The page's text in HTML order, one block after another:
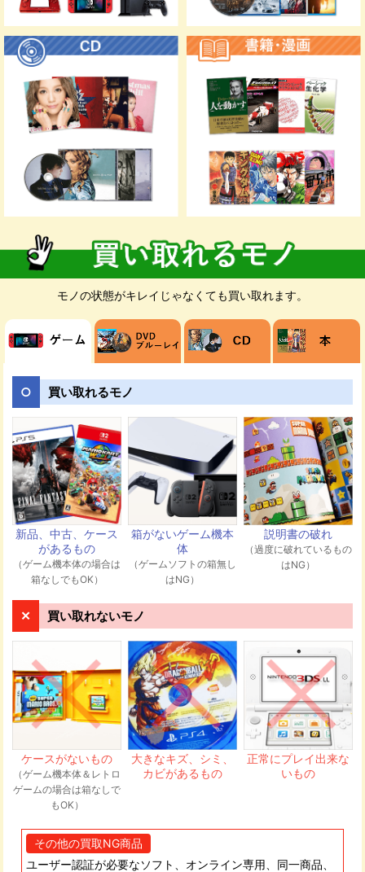
マイナンバーカー
運転免許証 資格確認書
住民基本台帳カー
ド（写真付き）
福祉手帳（身体障
がい者手帳）
特別永住者証明書
お客様のご都合が良いお日にちに無料でダ
数が足りない場合は、メールや電話でご連
絡ください。
売りたい商品を梱包してください。発送時
の商品破損を防ぐためにダンボールに隙間
ご指定の日時に佐川急便の担当者が、送り
状を持ってご自宅までお荷物を受け取りに
伺います。
発送先住所
会社 メディア買取ネット宛
商品が弊社に届き次第、順次査定を行いま
す。査定の専任スタッフが一点一点しっか
り査定させていただきます。
たします。買取金額にご納得いただけれ
ば、メールまたは電話でお知らせくださ
い。当日~48時間以内にお客様の振込口座
モノの状態がキレイじゃなくても買い取れます。
買い取れるモノ
新品、中古、ケース
があるもの
（ゲーム機本体の場合は
箱なしでもOK）
箱がないゲーム機本
体
（ゲームソフトの箱無し
はNG）
説明書の破れ
（過度に破れているもの
はNG）
買い取れないモノ
ケースがないもの
（ゲーム機本体＆レトロ
ゲームの場合は箱なしで
もOK）
大きなキズ、シミ、
カビがあるもの
正常にプレイ出来な
いもの
その他の買取NG商品
ユーザー認証が必要なソフト、オンライン専用、同一商品、